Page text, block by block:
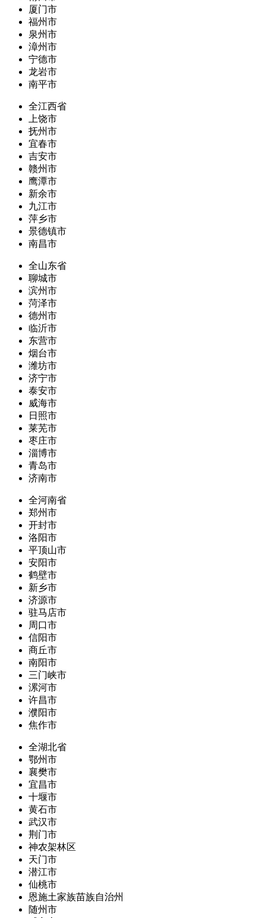
厦门市
福州市
泉州市
漳州市
宁德市
龙岩市
南平市
全江西省
上饶市
抚州市
宜春市
吉安市
赣州市
鹰潭市
新余市
九江市
萍乡市
景德镇市
南昌市
全山东省
聊城市
滨州市
菏泽市
德州市
临沂市
东营市
烟台市
潍坊市
济宁市
泰安市
威海市
日照市
莱芜市
枣庄市
淄博市
青岛市
济南市
全河南省
郑州市
开封市
洛阳市
平顶山市
安阳市
鹤壁市
新乡市
济源市
驻马店市
周口市
信阳市
商丘市
南阳市
三门峡市
漯河市
许昌市
濮阳市
焦作市
全湖北省
鄂州市
襄樊市
宜昌市
十堰市
黄石市
武汉市
荆门市
神农架林区
天门市
潜江市
仙桃市
恩施土家族苗族自治州
随州市